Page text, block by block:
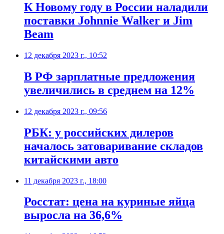
К Новому году в России наладили
поставки Johnnie Walker и Jim
Beam
12 декабря 2023 г., 10:52
В РФ зарплатные предложения
увеличились в среднем на 12%
12 декабря 2023 г., 09:56
РБК: у российских дилеров
началось затоваривание складов
китайскими авто
11 декабря 2023 г., 18:00
Росстат: цена на куриные яйца
выросла на 36,6%